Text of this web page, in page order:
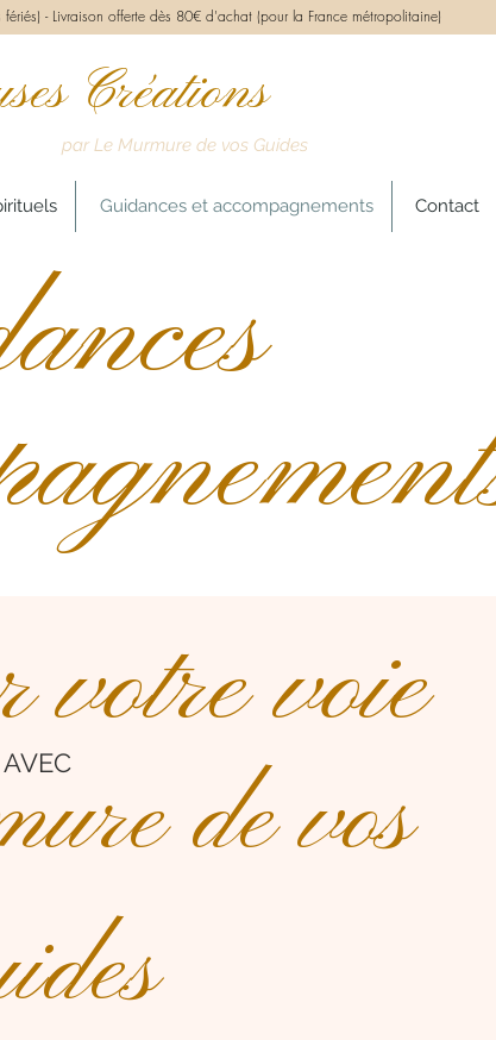
- Livraison offerte dès 80€ d'achat (pour la France métropolitaine)
Créations
par Le Murmure de vos Guides
Guidances et accompagnements Contact
de vos
voie
AVEC